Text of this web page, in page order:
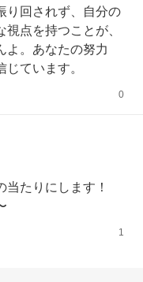
り回されず、自分の
点を持つことが、
よ。あなたの努力
ています。
0
たりにします！
1